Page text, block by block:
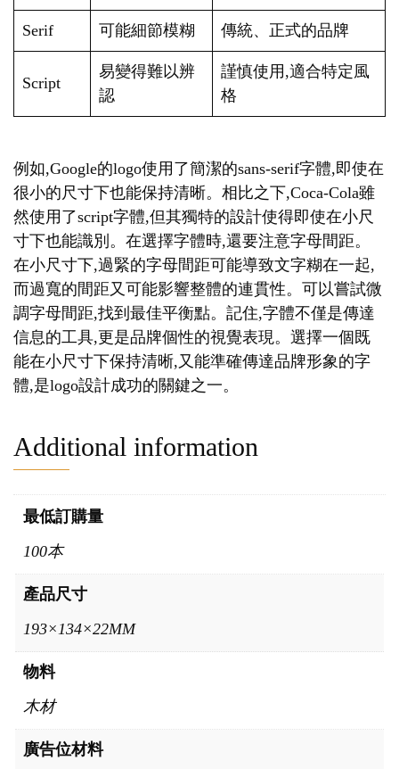
Serif 可能細節模糊 傳統、正式的品牌
Script
易變得難以辨
認
謹慎使用,適合特定風
格
例如,Google的logo使用了簡潔的sans-serif字體,即使在
很小的尺寸下也能保持清晰。相比之下,Coca-Cola雖
然使用了script字體,但其獨特的設計使得即使在小尺
寸下也能識別。在選擇字體時,還要注意字母間距。
在小尺寸下,過緊的字母間距可能導致文字糊在一起,
而過寬的間距又可能影響整體的連貫性。可以嘗試微
調字母間距,找到最佳平衡點。記住,字體不僅是傳達
信息的工具,更是品牌個性的視覺表現。選擇一個既
能在小尺寸下保持清晰,又能準確傳達品牌形象的字
體,是logo設計成功的關鍵之一。
Additional information
最低訂購量
100本
產品尺寸
193×134×22MM
物料
木材
廣告位材料